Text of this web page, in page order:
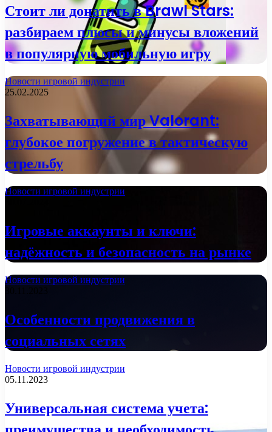
Стоит ли донатить в Brawl Stars:
разбираем плюсы и минусы вложений
в популярную мобильную игру
Новости игровой индустрии
25.02.2025
Захватывающий мир Valorant:
глубокое погружение в тактическую
стрельбу
Новости игровой индустрии
Игровые аккаунты и ключи:
надёжность и безопасность на рынке
Новости игровой индустрии
Особенности продвижения в
социальных сетях
Новости игровой индустрии
05.11.2023
Универсальная система учета: